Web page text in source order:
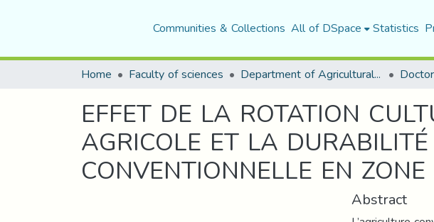
Communities & Collections All of DSpace Statistics
Home Faculty of sciences Department of Agricultural Sciences
EFFET DE LA ROTATION
AGRICOLE ET LA
CONVENTIONNELLE EN
Abstract